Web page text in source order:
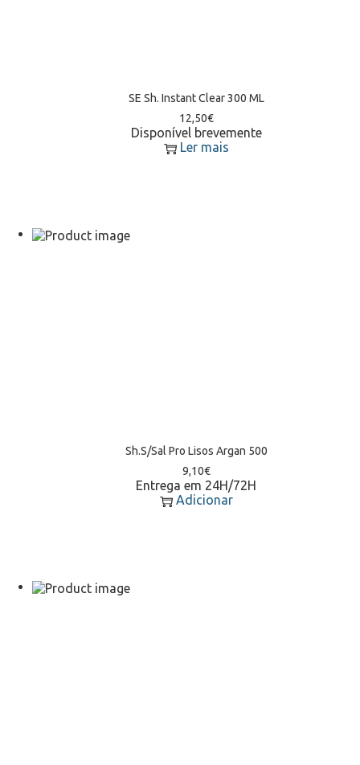
SE Sh. Instant Clear 300 ML
12,50€
Disponível brevemente
Ler mais
Sh.S/Sal Pro Lisos Argan 500
9,10€
Entrega em 24H/72H
Adicionar